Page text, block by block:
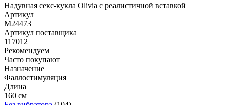
Надувная секс-кукла Olivia с реалистичной вставкой
Артикул
M24473
Артикул поставщика
117012
Рекомендуем
Часто покупают
Назначение
Фаллостимуляция
Длина
160 см